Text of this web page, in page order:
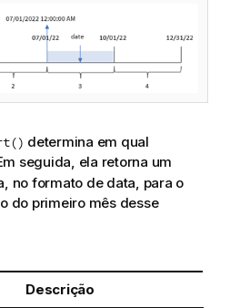
determina em qual
seguida, ela retorna um
no formato de data, para o
do primeiro mês desse
Descrição